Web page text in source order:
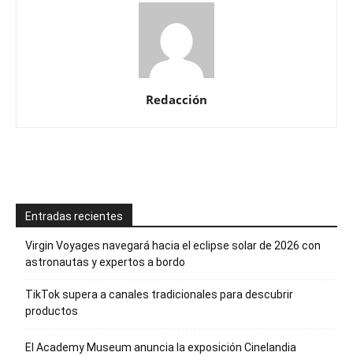
Redacción
Entradas recientes
Virgin Voyages navegará hacia el eclipse solar de 2026 con
astronautas y expertos a bordo
TikTok supera a canales tradicionales para descubrir
productos
El Academy Museum anuncia la exposición Cinelandia